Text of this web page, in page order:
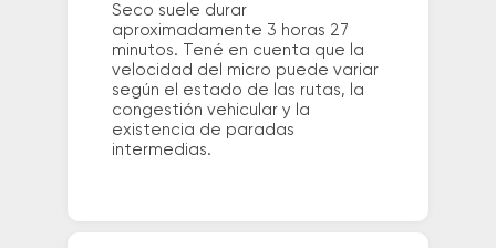
Seco suele durar
aproximadamente 3 horas 27
minutos. Tené en cuenta que la
velocidad del micro puede variar
según el estado de las rutas, la
congestión vehicular y la
existencia de paradas
intermedias.